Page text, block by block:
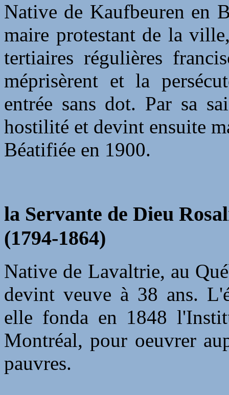
Native de Kaufbeuren en
maire protestant de la
tertiaires régulières
méprisèrent et la
entrée sans dot. Par sa
hostilité et devint ensuite
Béatifiée en 1900.
la Servante de Dieu
(1794-1864)
Native de Lavaltrie, au
devint veuve à 38 ans.
elle fonda en 1848
Montréal, pour oeuvrer
pauvres.